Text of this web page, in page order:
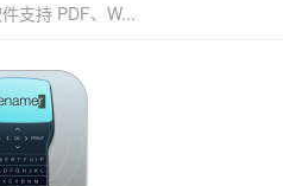
支持 PDF、W...